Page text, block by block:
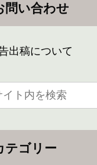
問い合わせ
出稿について
テゴリー